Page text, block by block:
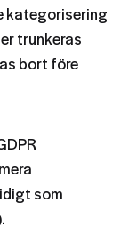
kategorisering
trunkeras
bort före
som